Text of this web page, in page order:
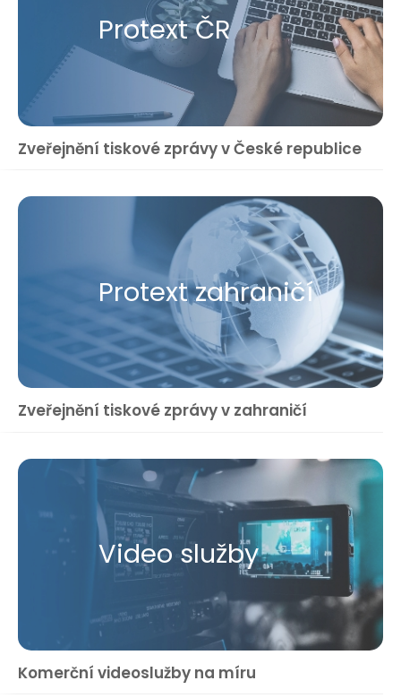
Protext ČR
Zveřejnění tiskové zprávy v České republice
Protext zahraničí
Zveřejnění tiskové zprávy v zahraničí
Video služby
Komerční videoslužby na míru